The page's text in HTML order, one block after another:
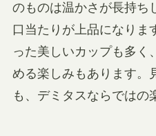
のものは温かさが長持ち
口当たりが上品になりま
った美しいカップも多く
める楽しみもあります。
も、デミタスならではの